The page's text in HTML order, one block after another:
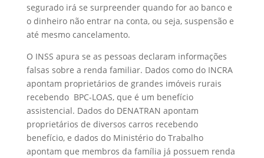
segurado irá se surpreender quando for ao banco e
o dinheiro não entrar na conta, ou seja, suspensão e
até mesmo cancelamento.
O INSS apura se as pessoas declaram informações
falsas sobre a renda familiar. Dados como do INCRA
apontam proprietários de grandes imóveis rurais
recebendo BPC-LOAS, que é um benefício
assistencial. Dados do DENATRAN apontam
proprietários de diversos carros recebendo
benefício, e dados do Ministério do Trabalho
apontam que membros da família já possuem renda